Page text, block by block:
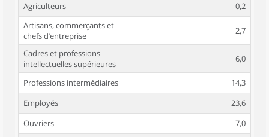
Agriculteurs
0,2
Artisans, commerçants et
chefs d’entreprise
2,7
Cadres et professions
intellectuelles supérieures
6,0
Professions intermédiaires
14,3
Employés
23,6
Ouvriers
7,0